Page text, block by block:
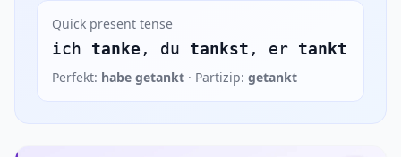
Quick present tense
ich tanke , du tankst , er tankt
Perfekt: habe getankt · Partizip: getankt